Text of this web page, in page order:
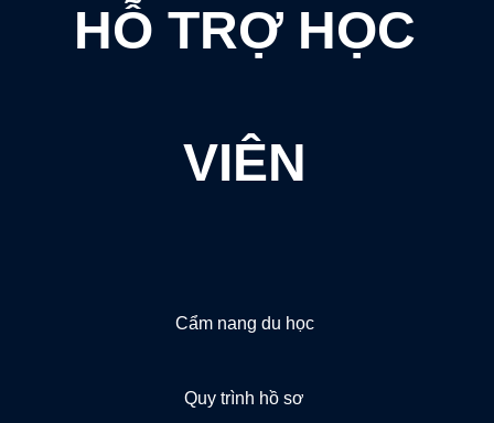
HỖ TRỢ HỌC
VIÊN
Cẩm nang du học
Quy trình hồ sơ